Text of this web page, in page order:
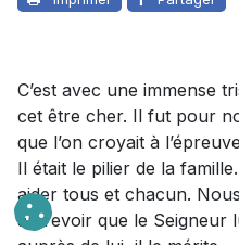
C’est avec une immense
cet être cher. Il fut pour
que l’on croyait à
Il était le pilier de la
aider tous et chacun.
au revoir que le Seigneur